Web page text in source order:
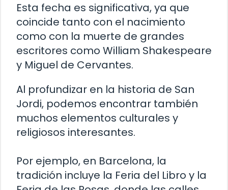
Esta fecha es significativa, ya que
coincide tanto con el nacimiento
como con la muerte de grandes
escritores como William Shakespeare
y Miguel de Cervantes.
Al profundizar en la historia de San
Jordi, podemos encontrar también
muchos elementos culturales y
religiosos interesantes.
Por ejemplo, en Barcelona, la
tradición incluye la Feria del Libro y la